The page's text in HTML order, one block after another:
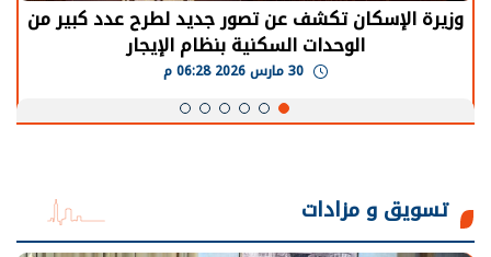
الرئيس السيسي: توقف الأنشطة في قطاع الطاقة
يحتاج إلى سنوات لعودة معدلات الإنتاج الطبيعية
تسويق و مزادات